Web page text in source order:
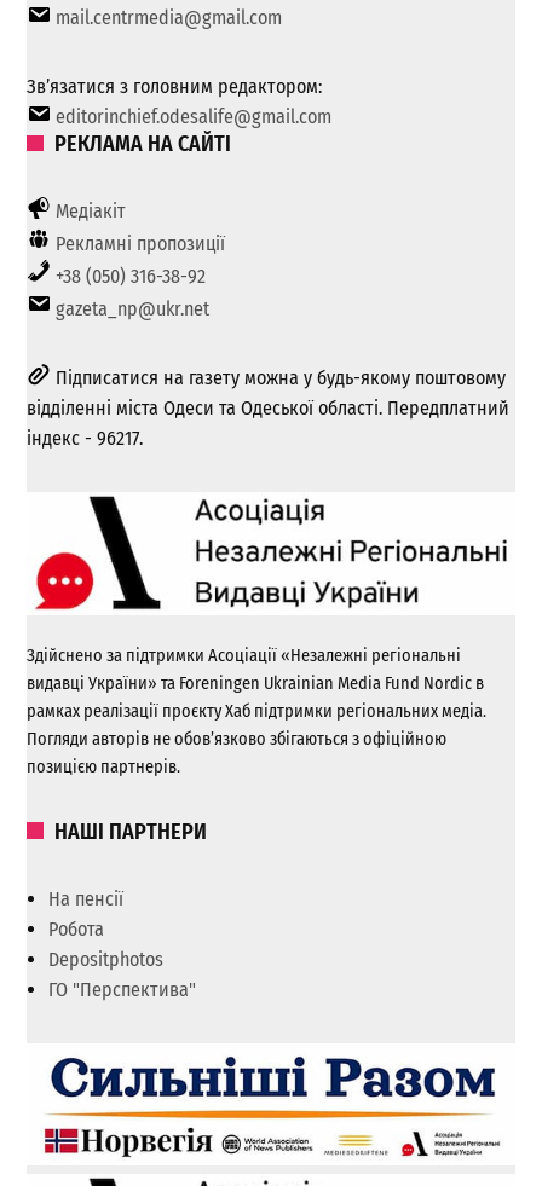
mail.centrmedia@gmail.com
Зв’язатися з головним редактором:
editorinchief.odesalife@gmail.com
РЕКЛАМА НА САЙТІ
Медіакіт
Рекламні пропозиції
+38 (050) 316-38-92
gazeta_np@ukr.net
Підписатися на газету можна у будь-якому поштовому
відділенні міста Одеси та Одеської області. Передплатний
індекс - 96217.
Здійснено за підтримки Асоціації «Незалежні регіональні
видавці України» та Foreningen Ukrainian Media Fund Nordic в
рамках реалізації проєкту Хаб підтримки регіональних медіа.
Погляди авторів не обов’язково збігаються з офіційною
позицією партнерів.
НАШІ ПАРТНЕРИ
На пенсії
Робота
Depositphotos
ГО "Перспектива"